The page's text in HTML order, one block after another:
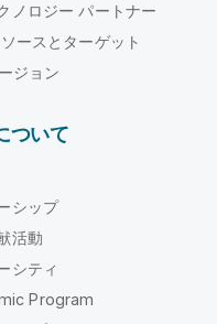
ノロジー パートナー
ースとターゲット
ジョン
ついて
シップ
活動
シティ
Program